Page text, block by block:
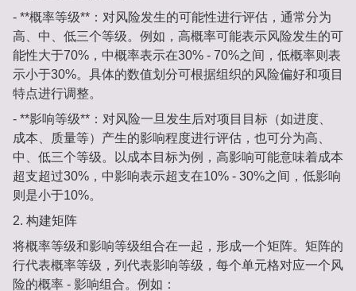
- **概率等级**：对风险发生的可能性进行评估，通常分为
高、中、低三个等级。例如，高概率可能表示风险发生的可
能性大于70%，中概率表示在30% - 70%之间，低概率则表
示小于30%。具体的数值划分可根据组织的风险偏好和项目
特点进行调整。
- **影响等级**：对风险一旦发生后对项目目标（如进度、
成本、质量等）产生的影响程度进行评估，也可分为高、
中、低三个等级。以成本目标为例，高影响可能意味着成本
超支超过30%，中影响表示超支在10% - 30%之间，低影响
则是小于10%。
2. 构建矩阵
将概率等级和影响等级组合在一起，形成一个矩阵。矩阵的
行代表概率等级，列代表影响等级，每个单元格对应一个风
险的概率 - 影响组合。例如：